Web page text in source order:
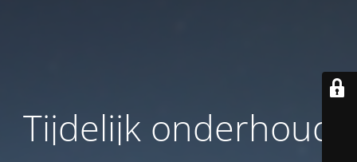
Tijdelijk onderhoud